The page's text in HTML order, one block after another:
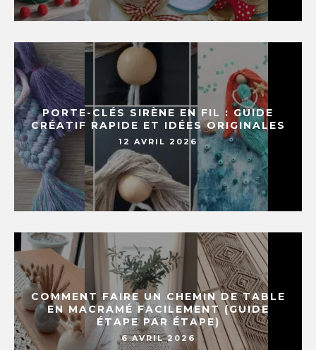
PORTE-CLÉS SIRÈNE EN FIL : GUIDE
CRÉATIF RAPIDE ET IDÉES ORIGINALES
12 AVRIL 2026
COMMENT FAIRE UN CHEMIN DE TABLE
EN MACRAMÉ FACILEMENT (GUIDE
ÉTAPE PAR ÉTAPE)
6 AVRIL 2026